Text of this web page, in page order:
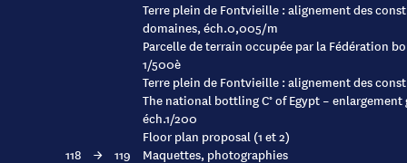
Terre plein de Fontvieille : alignement des
domaines, éch.0,005/m
Parcelle de terrain occupée par la Fédération
1/500è
Terre plein de Fontvieille : alignement des
The national bottling C° of Egypt –
éch.1/200
Floor plan proposal (1 et 2)
118
→ 119
Maquettes, photographies